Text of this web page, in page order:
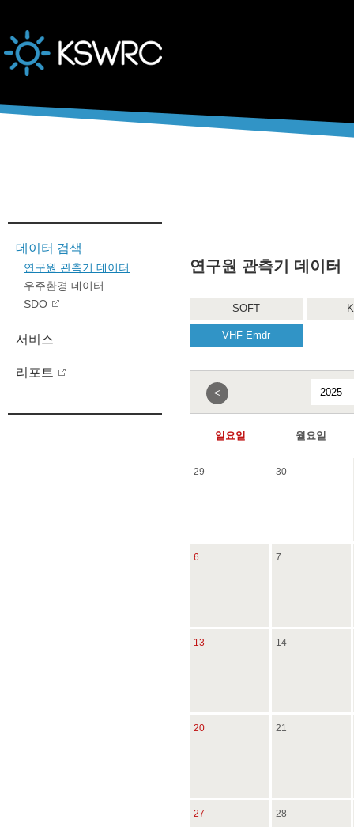
데이터 검색
연구원 관측기 데이터
우주환경 데이터
SDO
서비스
리포트
연구원 관측기 데이터
SOFT
VHF Emdr
<
일요일 월요일
29 30
6 7
13 14
20 21
27 28